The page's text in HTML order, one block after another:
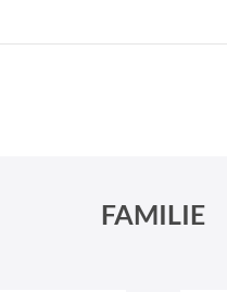
FAMILIE